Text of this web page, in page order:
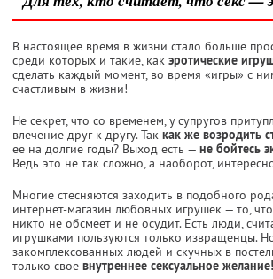
В настоящее время в жизни стало больше
среди которых и такие, как эротические
сделать каждый момент, во время «игры» с
счастливым в жизни!
Не секрет, что со временем, у супругов
влечение друг к другу. Так как же возродить
ее на долгие годы? Выход есть — не бойтесь
Ведь это не так сложно, а наоборот,
Многие стесняются заходить в подобного
интернет-магазин любовных игрушек — то,
никто не обсмеет и не осудит. Есть люди,
игрушками пользуются только извращенцы.
закомплексованных людей и скучных в
только свое внутреннее сексуальное желание!